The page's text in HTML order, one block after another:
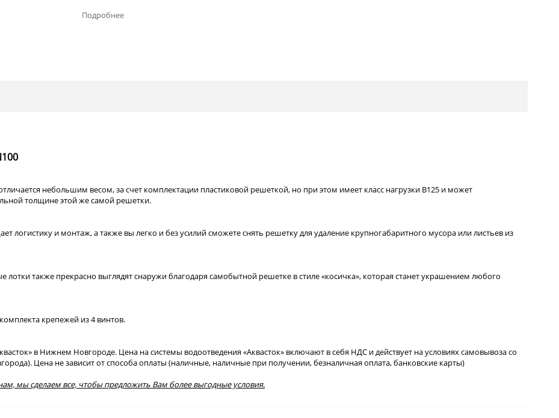
Подробнее
небольшим весом, за счет комплектации пластиковой решеткой, но при этом имеет класс нагрузки B125 и может
толщине этой же самой решетки.
логистику и монтаж, а также вы легко и без усилий сможете снять решетку для удаление крупногабаритного мусора или листьев из
лотки также прекрасно выглядят снаружи благодаря самобытной решетке в стиле «косичка», которая станет украшением любого
крепежей из 4 винтов.
в Нижнем Новгороде. Цена на системы водоотведения «Аквасток» включают в себя НДС и действует на условиях самовывоза со
Цена не зависит от способа оплаты (наличные, наличные при получении, безналичная оплата, банковские карты)
мы сделаем все, чтобы предложить Вам более выгодные условия.